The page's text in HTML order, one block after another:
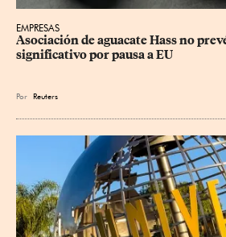
EMPRESAS
Asociación de aguacate Hass no
significativo por pausa a EU
Por Reuters